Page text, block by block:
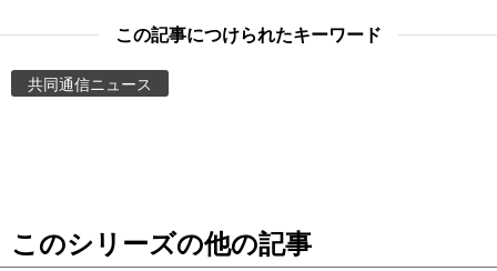
お知らせ
この記事につけられたキーワード
共同通信ニュース
このシリーズの他の記事